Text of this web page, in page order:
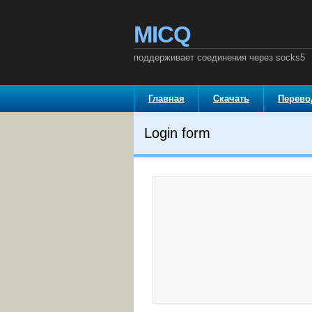
MICQ
поддерживает соединения через socks5
Главная Скачать
Login form